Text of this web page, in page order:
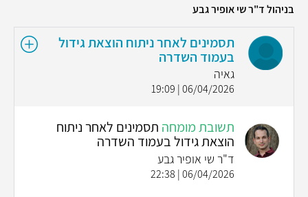
בניהול ד"ר שי אופיר גבע
תסמינים לאחר ניתוח הוצאת גידול
בעמוד השדרה
גאיה
06/04/2026 | 19:09
תשובת מומחה תסמינים לאחר ניתוח
הוצאת גידול בעמוד השדרה
ד"ר שי אופיר גבע
06/04/2026 | 22:38